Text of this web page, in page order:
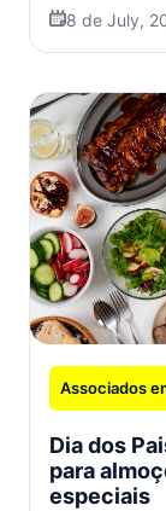
8 de July,
Associados
Dia dos
para
especiais